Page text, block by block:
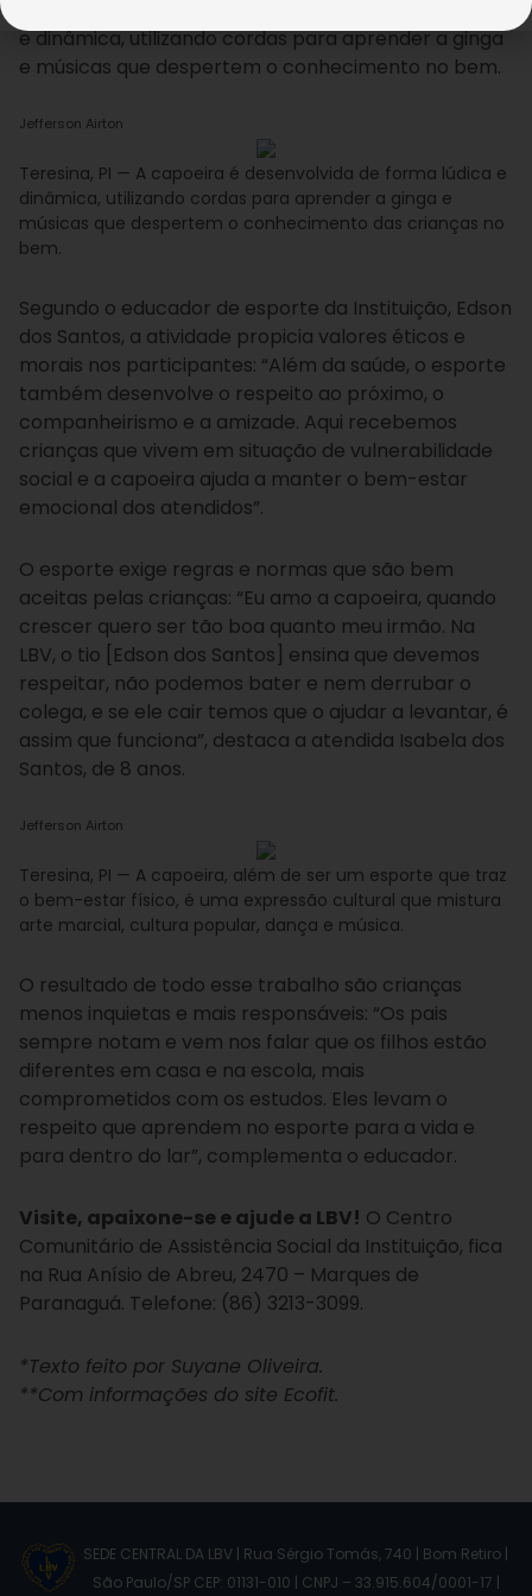
e dinâmica, utilizando cordas para aprender a ginga
e músicas que despertem o conhecimento no bem.
Jefferson Airton
Teresina, PI — A capoeira é desenvolvida de forma lúdica e
dinâmica, utilizando cordas para aprender a ginga e
músicas que despertem o conhecimento das crianças no
bem.
Segundo o educador de esporte da Instituição, Edson
dos Santos, a atividade propicia valores éticos e
morais nos participantes: “Além da saúde, o esporte
também desenvolve o respeito ao próximo, o
companheirismo e a amizade. Aqui recebemos
crianças que vivem em situação de vulnerabilidade
social e a capoeira ajuda a manter o bem-estar
emocional dos atendidos”.
O esporte exige regras e normas que são bem
aceitas pelas crianças: “Eu amo a capoeira, quando
crescer quero ser tão boa quanto meu irmão. Na
LBV, o tio [Edson dos Santos] ensina que devemos
respeitar, não podemos bater e nem derrubar o
colega, e se ele cair temos que o ajudar a levantar, é
assim que funciona”, destaca a atendida Isabela dos
Santos, de 8 anos.
Jefferson Airton
Teresina, PI — A capoeira, além de ser um esporte que traz
o bem-estar físico, é uma expressão cultural que mistura
arte marcial, cultura popular, dança e música.
O resultado de todo esse trabalho são crianças
menos inquietas e mais responsáveis: “Os pais
sempre notam e vem nos falar que os filhos estão
diferentes em casa e na escola, mais
comprometidos com os estudos. Eles levam o
respeito que aprendem no esporte para a vida e
para dentro do lar”, complementa o educador.
Visite, apaixone-se e ajude a LBV! O Centro
Comunitário de Assistência Social da Instituição, fica
na Rua Anísio de Abreu, 2470 – Marques de
Paranaguá. Telefone: (86) 3213-3099.
*Texto feito por Suyane Oliveira.
**Com informações do site Ecofit.
SEDE CENTRAL DA LBV | Rua Sérgio Tomás, 740 | Bom Retiro |
São Paulo/SP CEP: 01131-010 | CNPJ – 33.915.604/0001-17 |